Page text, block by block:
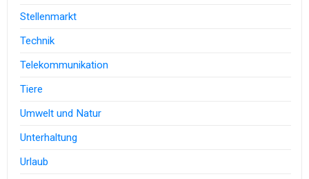
Stellenmarkt
Technik
Telekommunikation
Tiere
Umwelt und Natur
Unterhaltung
Urlaub